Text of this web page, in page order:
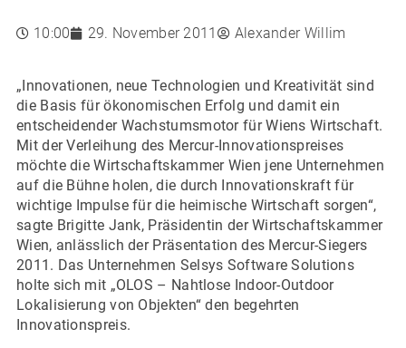
10:00 29. November 2011 Alexander Willim
„Innovationen, neue Technologien und Kreativität sind
die Basis für ökonomischen Erfolg und damit ein
entscheidender Wachstumsmotor für Wiens Wirtschaft.
Mit der Verleihung des Mercur-Innovationspreises
möchte die Wirtschaftskammer Wien jene Unternehmen
auf die Bühne holen, die durch Innovationskraft für
wichtige Impulse für die heimische Wirtschaft sorgen“,
sagte Brigitte Jank, Präsidentin der Wirtschaftskammer
Wien, anlässlich der Präsentation des Mercur-Siegers
2011. Das Unternehmen Selsys Software Solutions
holte sich mit „OLOS – Nahtlose Indoor-Outdoor
Lokalisierung von Objekten“ den begehrten
Innovationspreis.